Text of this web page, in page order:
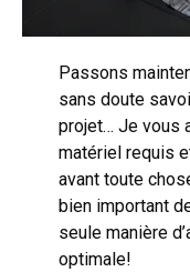
Passons
sans doute
projet… Je vous
matériel requis
avant toute
bien important
seule manière
optimale!